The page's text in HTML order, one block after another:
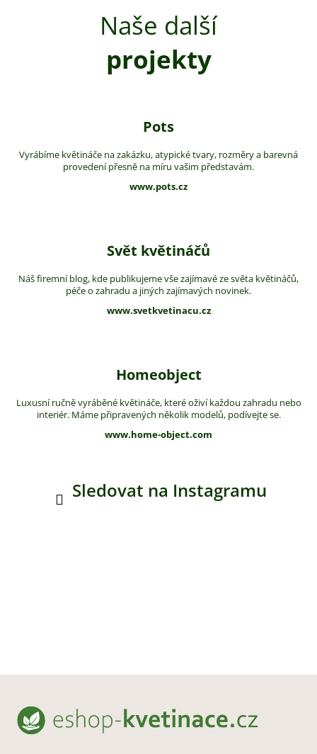
Naše další
projekty
Pots
Vyrábíme květináče na zakázku, atypické tvary, rozměry a barevná
provedení přesně na míru vašim představám.
www.pots.cz
Svět květináčů
Náš firemní blog, kde publikujeme vše zajímavé ze světa květináčů,
péče o zahradu a jiných zajímavých novinek.
www.svetkvetinacu.cz
Homeobject
Luxusní ručně vyráběné květináče, které oživí každou zahradu nebo
interiér. Máme připravených několik modelů, podívejte se.
www.home-object.com
Sledovat na Instagramu
Z